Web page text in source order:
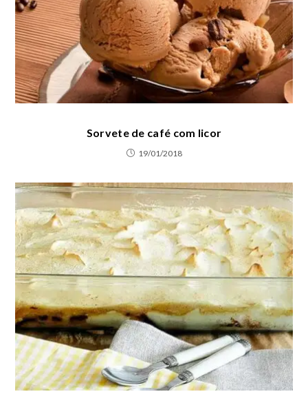
Sorvete de café com licor
19/01/2018